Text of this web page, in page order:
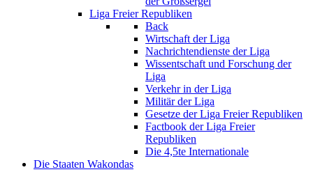
Liga Freier Republiken
Back
Wirtschaft der Liga
Nachrichtendienste der Liga
Wissentschaft und Forschung der
Liga
Verkehr in der Liga
Militär der Liga
Gesetze der Liga Freier Republiken
Factbook der Liga Freier
Republiken
Die 4,5te Internationale
Die Staaten Wakondas